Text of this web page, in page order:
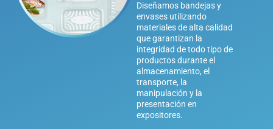
Diseñamos bandejas y
envases utilizando
materiales de alta calidad
que garantizan la
integridad de todo tipo de
productos durante el
almacenamiento, el
transporte, la
manipulación y la
presentación en
expositores.